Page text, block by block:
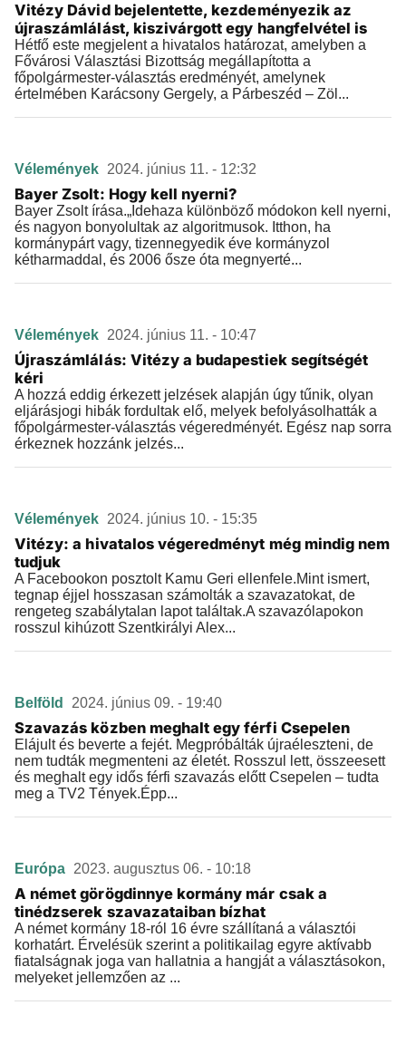
Vitézy Dávid bejelentette, kezdeményezik az
újraszámlálást, kiszivárgott egy hangfelvétel is
Hétfő este megjelent a hivatalos határozat, amelyben a
Fővárosi Választási Bizottság megállapította a
főpolgármester-választás eredményét, amelynek
értelmében Karácsony Gergely, a Párbeszéd – Zöl...
Vélemények 2024. június 11. - 12:32
Bayer Zsolt: Hogy kell nyerni?
Bayer Zsolt írása.„Idehaza különböző módokon kell nyerni,
és nagyon bonyolultak az algoritmusok. Itthon, ha
kormánypárt vagy, tizennegyedik éve kormányzol
kétharmaddal, és 2006 ősze óta megnyerté...
Vélemények 2024. június 11. - 10:47
Újraszámlálás: Vitézy a budapestiek segítségét
kéri
A hozzá eddig érkezett jelzések alapján úgy tűnik, olyan
eljárásjogi hibák fordultak elő, melyek befolyásolhatták a
főpolgármester-választás végeredményét. Egész nap sorra
érkeznek hozzánk jelzés...
Vélemények 2024. június 10. - 15:35
Vitézy: a hivatalos végeredményt még mindig nem
tudjuk
A Facebookon posztolt Kamu Geri ellenfele.Mint ismert,
tegnap éjjel hosszasan számolták a szavazatokat, de
rengeteg szabálytalan lapot találtak.A szavazólapokon
rosszul kihúzott Szentkirályi Alex...
Belföld 2024. június 09. - 19:40
Szavazás közben meghalt egy férfi Csepelen
Elájult és beverte a fejét. Megpróbálták újraéleszteni, de
nem tudták megmenteni az életét. Rosszul lett, összeesett
és meghalt egy idős férfi szavazás előtt Csepelen – tudta
meg a TV2 Tények.Épp...
Európa 2023. augusztus 06. - 10:18
A német görögdinnye kormány már csak a
tinédzserek szavazataiban bízhat
A német kormány 18-ról 16 évre szállítaná a választói
korhatárt. Érvelésük szerint a politikailag egyre aktívabb
fiatalságnak joga van hallatnia a hangját a választásokon,
melyeket jellemzően az ...